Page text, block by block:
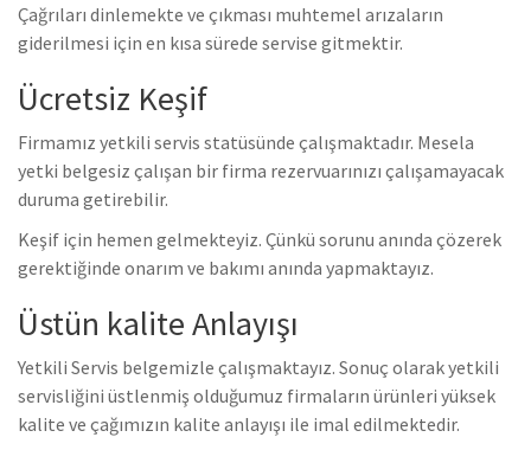
Çağrıları dinlemekte ve çıkması muhtemel arızaların
giderilmesi için en kısa sürede servise gitmektir.
Ücretsiz Keşif
Firmamız yetkili servis statüsünde çalışmaktadır. Mesela
yetki belgesiz çalışan bir firma rezervuarınızı çalışamayacak
duruma getirebilir.
Keşif için hemen gelmekteyiz. Çünkü sorunu anında çözerek
gerektiğinde onarım ve bakımı anında yapmaktayız.
Üstün kalite Anlayışı
Yetkili Servis belgemizle çalışmaktayız. Sonuç olarak yetkili
servisliğini üstlenmiş olduğumuz firmaların ürünleri yüksek
kalite ve çağımızın kalite anlayışı ile imal edilmektedir.